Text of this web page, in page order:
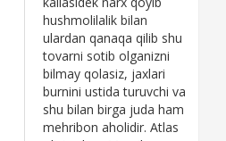
hushmolilalik bilan
ulardan qanaqa qilib shu
tovarni sotib olganizni
bilmay qolasiz, jaxlari
burnini ustida turuvchi va
shu bilan birga juda ham
mehribon aholidir. Atlas